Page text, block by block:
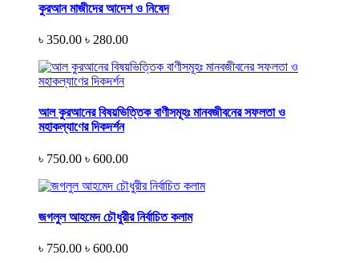
কুরআন মাজীদের আদেশ ও নিষেদ
৳ 350.00 ৳ 280.00
আল কুরআনের বিষয়ভিত্তিক বাণীসমূহঃ মানবজীবনের সফলতা ও
মহাকল্যাণের দিকদর্শন
৳ 750.00 ৳ 600.00
জগলুল আহমেদ চৌধুরীর নির্বাচিত কলাম
৳ 750.00 ৳ 600.00